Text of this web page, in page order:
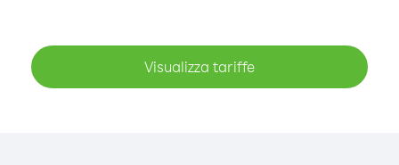
Visualizza tariffe